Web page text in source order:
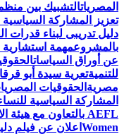
المصرياتالتشبيك بين
تعزيز المشاركة
دليل تدريبى لبناء قدرات
بالمشروعمهمة استشارية
عن أوراق السياسات
للتنميةتعرية سيدة أبو
مصرية الحقوقيات
المشاركة السياسية
Women اعلان عن فيلم